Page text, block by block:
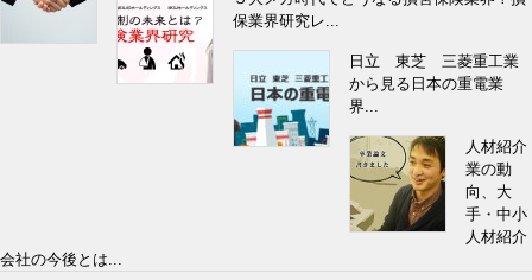
保業界研究レ...
日立 東芝 三菱重工業
から見る日本の重電業
界...
人材紹介
業の動
向、大
手・中小
人材紹介
会社の今後とは...